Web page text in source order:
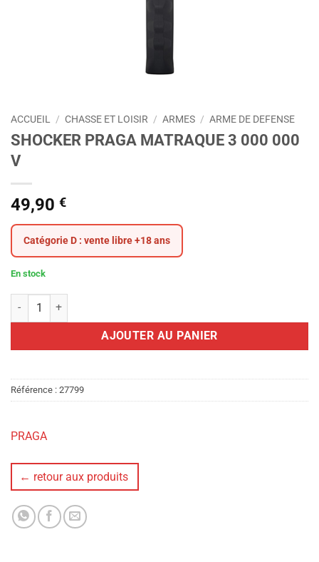
ACCUEIL / CHASSE ET LOISIR / ARMES / ARME DE DEFENSE
SHOCKER PRAGA MATRAQUE 3 000 000
V
49,90 €
Catégorie D : vente libre +18 ans
En stock
quantité de SHOCKER PRAGA MATRAQUE 3 000 000 V
AJOUTER AU PANIER
Référence : 27799
PRAGA
← retour aux produits